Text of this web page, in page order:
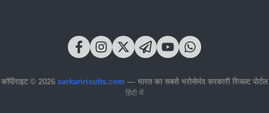
कॉपीराइट © 2026 sarkaririsults.com — भारत का सबसे भरोसेमंद सरकारी रिजल्ट पोर्टल
हिंदी में